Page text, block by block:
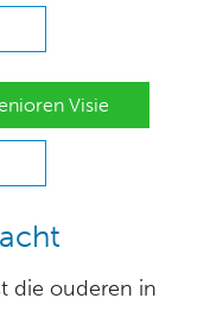
Visie
die ouderen in